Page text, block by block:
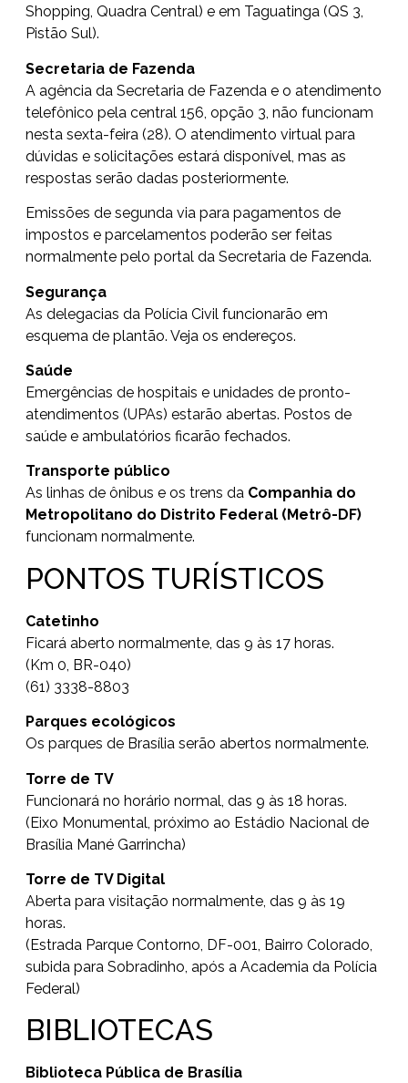
Shopping, Quadra Central) e em Taguatinga (QS 3,
Pistão Sul).
Secretaria de Fazenda
A agência da Secretaria de Fazenda e o atendimento
telefônico pela central 156, opção 3, não funcionam
nesta sexta-feira (28). O atendimento virtual para
dúvidas e solicitações estará disponível, mas as
respostas serão dadas posteriormente.
Emissões de segunda via para pagamentos de
impostos e parcelamentos poderão ser feitas
normalmente pelo portal da Secretaria de Fazenda.
Segurança
As delegacias da Polícia Civil funcionarão em
esquema de plantão. Veja os endereços.
Saúde
Emergências de hospitais e unidades de pronto-
atendimentos (UPAs) estarão abertas. Postos de
saúde e ambulatórios ficarão fechados.
Transporte público
As linhas de ônibus e os trens da Companhia do
Metropolitano do Distrito Federal (Metrô-DF)
funcionam normalmente.
PONTOS TURÍSTICOS
Catetinho
Ficará aberto normalmente, das 9 às 17 horas.
(Km 0, BR-040)
(61) 3338-8803
Parques ecológicos
Os parques de Brasília serão abertos normalmente.
Torre de TV
Funcionará no horário normal, das 9 às 18 horas.
(Eixo Monumental, próximo ao Estádio Nacional de
Brasília Mané Garrincha)
Torre de TV Digital
Aberta para visitação normalmente, das 9 às 19
horas.
(Estrada Parque Contorno, DF-001, Bairro Colorado,
subida para Sobradinho, após a Academia da Polícia
Federal)
BIBLIOTECAS
Biblioteca Pública de Brasília